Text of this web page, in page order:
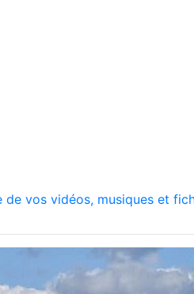
vos vidéos, musiques et